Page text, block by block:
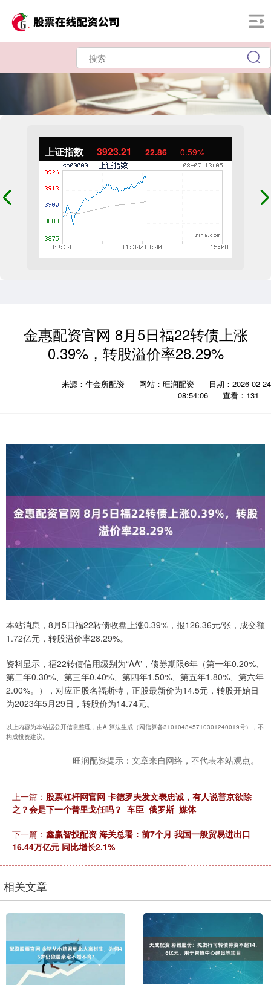
上证指数 3923.21 22.86 0.59%
金惠配资官网 8月5日福22转债上涨
0.39%，转股溢价率28.29%
来源：牛金所配资 网站：旺润配资
日期：2026-02-24
08:54:06
查看：131
本站消息，8月5日福22转债收盘上涨0.39%，报126.36元/张，成交额
1.72亿元，转股溢价率28.29%。
资料显示，福22转债信用级别为“AA”，债券期限6年（第一年0.20%、
第二年0.30%、第三年0.40%、第四年1.50%、第五年1.80%、第六年
2.00%。），对应正股名福斯特，正股最新价为14.5元，转股开始日
为2023年5月29日，转股价为14.74元。
以上内容为本站据公开信息整理，由AI算法生成（网信算备310104345710301240019号），不
构成投资建议。
旺润配资提示：文章来自网络，不代表本站观点。
上一篇： 股票杠杆网官网 卡德罗夫发文表忠诚，有人说普京欲除
之？会是下一个普里戈任吗？_车臣_俄罗斯_媒体
下一篇： 鑫赢智投配资 海关总署：前7个月 我国一般贸易进出口
16.44万亿元 同比增长2.1%
相关文章